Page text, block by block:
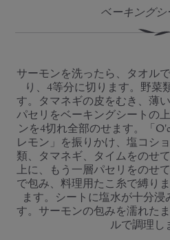
ベーキング
サーモンを洗ったら、タオル
り、4等分に切ります。野菜
す。タマネギの皮をむき、薄
パセリをベーキングシートの
ンを4切れ全部のせます。「
レモン」を振りかけ、塩コシ
類、タマネギ、タイムをのせ
上に、もう一層パセリをのせ
で包み、料理用たこ糸で縛り
ます。シートに塩水が十分
す。サーモンの包みを濡れた
ルで調理し